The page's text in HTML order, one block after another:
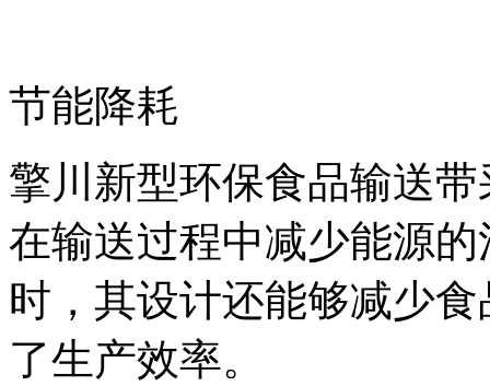
节能降耗
擎川新型环保食品输送
在输送过程中减少能源
时，其设计还能够减少
了生产效率。